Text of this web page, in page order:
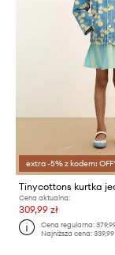
extra -5% z kodem:
Cena aktualna:
309,99 zł
Cena regularna:
Najniższa cena:339,99